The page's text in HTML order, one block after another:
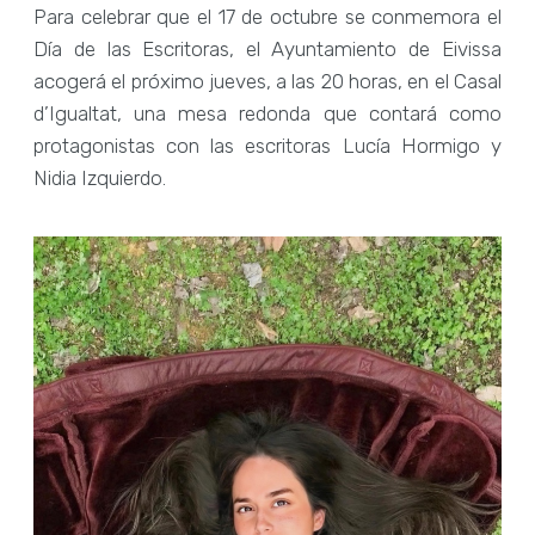
Para celebrar que el 17 de octubre se conmemora el
Día de las Escritoras, el Ayuntamiento de Eivissa
acogerá el próximo jueves, a las 20 horas, en el Casal
d’Igualtat, una mesa redonda que contará como
protagonistas con las escritoras Lucía Hormigo y
Nidia Izquierdo.